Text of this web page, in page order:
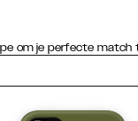
om je perfecte match